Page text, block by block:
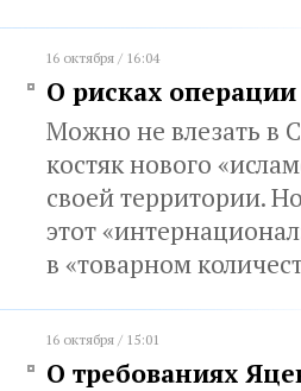
16 октября / 16:04
О рисках
Можно не влезать в
костяк нового
своей территории.
этот
в «товарном
16 октября / 15:01
О требованиях